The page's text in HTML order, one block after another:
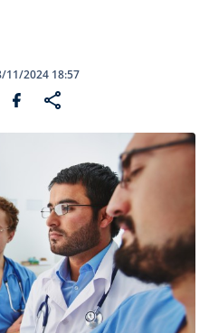
11/2024 18:57